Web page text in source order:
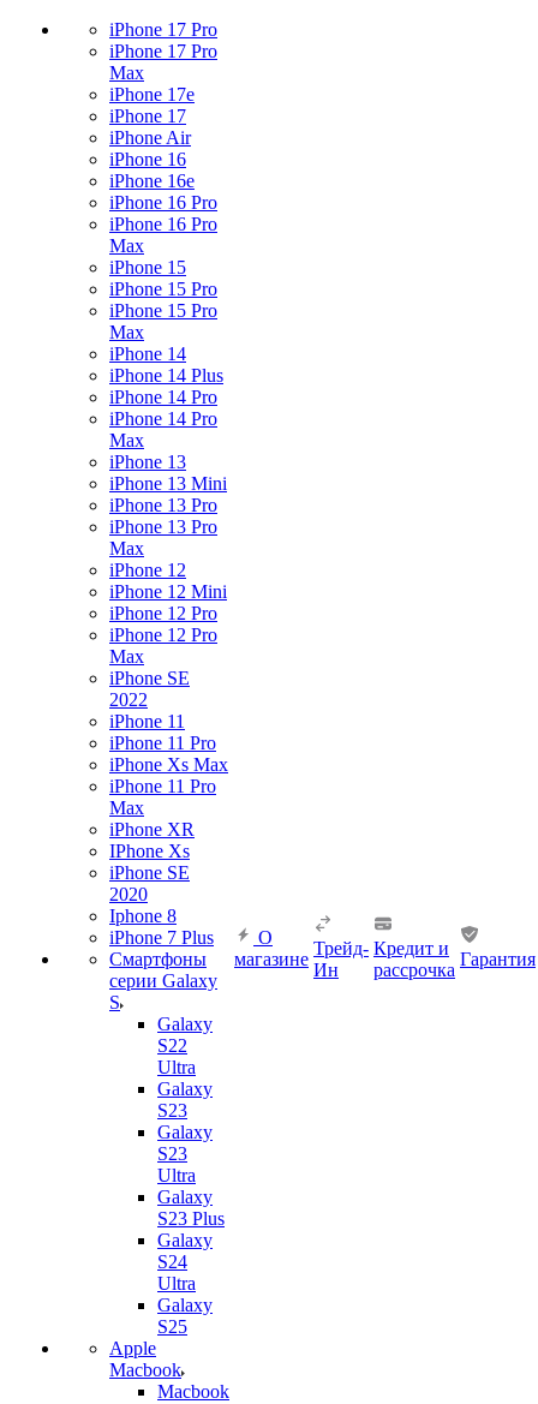
iPhone 17 Pro
iPhone 17 Pro
Max
iPhone 17e
iPhone 17
iPhone Air
iPhone 16
iPhone 16e
iPhone 16 Pro
iPhone 16 Pro
Max
iPhone 15
iPhone 15 Pro
iPhone 15 Pro
Max
iPhone 14
iPhone 14 Plus
iPhone 14 Pro
iPhone 14 Pro
Max
iPhone 13
iPhone 13 Mini
iPhone 13 Pro
iPhone 13 Pro
Max
iPhone 12
iPhone 12 Mini
iPhone 12 Pro
iPhone 12 Pro
Max
iPhone SE
2022
iPhone 11
iPhone 11 Pro
iPhone Xs Max
iPhone 11 Pro
Max
iPhone XR
IPhone Xs
iPhone SE
2020
Iphone 8
iPhone 7 Plus
Смартфоны
серии Galaxy
S
Galaxy
S22
Ultra
Galaxy
S23
Galaxy
S23
Ultra
Galaxy
S23 Plus
Galaxy
S24
Ultra
Galaxy
S25
Apple
Macbook
Macbook
О
магазине
Трейд-
Ин
Кредит и
рассрочка
Гарантия